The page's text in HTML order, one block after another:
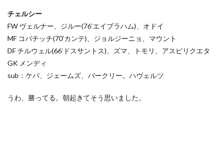
チェルシー
FW ヴェルナー、ジルー(76’エイブラハム)、オドイ
MF コバチッチ(70’カンテ)、ジョルジーニョ、マウント
DF チルウェル(66’ドスサントス)、ズマ、トモリ、アスピリクエタ
GK メンディ
sub：ケパ、ジェームズ、バークリー。ハヴェルツ
うわ、勝ってる。朝起きてそう思いました。